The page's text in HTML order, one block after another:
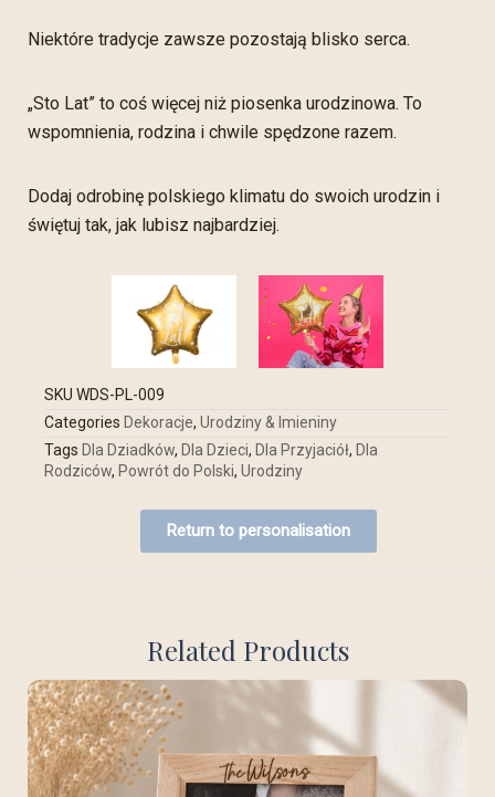
Niektóre tradycje zawsze pozostają blisko serca.
„Sto Lat” to coś więcej niż piosenka urodzinowa. To
wspomnienia, rodzina i chwile spędzone razem.
Dodaj odrobinę polskiego klimatu do swoich urodzin i
świętuj tak, jak lubisz najbardziej.
SKU WDS-PL-009
Categories Dekoracje, Urodziny & Imieniny
Tags Dla Dziadków, Dla Dzieci, Dla Przyjaciół, Dla
Rodziców, Powrót do Polski, Urodziny
Return to personalisation
Related Products